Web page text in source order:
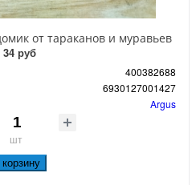
от тараканов и муравьев
34 руб
400382688
6930127001427
Argus
шт